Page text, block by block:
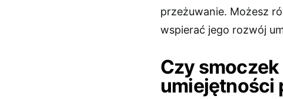
przeżuwanie. Możesz
wspierać jego rozwój
Czy
umiejętności